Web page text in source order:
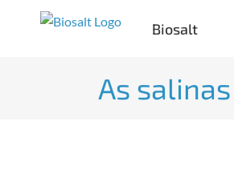
Biosalt
As salinas